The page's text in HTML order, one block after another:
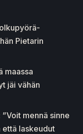
Pietarin
maassa
jäi vähän
mennä sinne
että laskeudut